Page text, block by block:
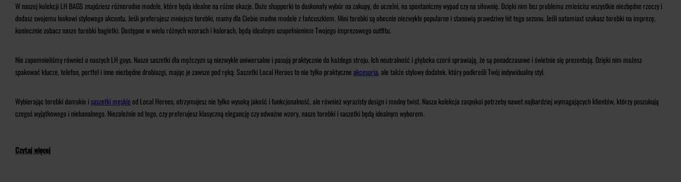
W naszej kolekcji LH BAGS znajdziesz różnorodne modele, które będą idealne na różne okazje. Duże shopperki to doskonały wybór na zakupy, do uczelni, na spontaniczny wypad czy na siłownię. Dzięki nim bez problemu zmieścisz wszystkie niezbędne rzeczy i
dodasz swojemu lookowi stylowego akcentu. Jeśli preferujesz mniejsze torebki, mamy dla Ciebie modne modele z łańcuszkiem. Mini torebki są obecnie niezwykle popularne i stanowią prawdziwy hit tego sezonu. Jeśli natomiast szukasz torebki na imprezę,
koniecznie zobacz nasze torebki bagietki. Dostępne w wielu różnych wzorach i kolorach, będą idealnym uzupełnieniem Twojego imprezowego outfitu.
Nie zapomnieliśmy również o naszych LH guys. Nasze saszetki dla mężczyzn są niezwykle uniwersalne i pasują praktycznie do każdego stroju. Ich neutralność i głęboka czerń sprawiają, że są ponadczasowe i świetnie się prezentują. Dzięki nim możesz
spakować klucze, telefon, portfel i inne niezbędne drobiazgi, mając je zawsze pod ręką. Saszetki Local Heroes to nie tylko praktyczne akcesoria, ale także stylowy dodatek, który podkreśli Twój indywidualny styl.
Wybierając torebki damskie isaszetki męskieod Local Heroes, otrzymujesz nie tylko wysoką jakość i funkcjonalność, ale również wyrazisty design i modny twist. Nasza kolekcja zaspokoi potrzeby nawet najbardziej wymagających klientów, którzy poszukują
czegoś wyjątkowego i niebanalnego. Niezależnie od tego, czy preferujesz klasyczną elegancję czy odważne wzory, nasze torebki i saszetki będą idealnym wyborem.
Czytaj więcej